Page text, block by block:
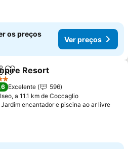
os preços
Ver preços
Adicionar aos favoritos
Resort
Excelente
596
Iseo, a 11.1 km de Coccaglio
Jardim encantador e piscina ao ar livre